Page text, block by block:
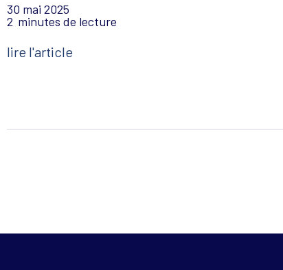
30 mai 2025
2 minutes de lecture
lire l'article